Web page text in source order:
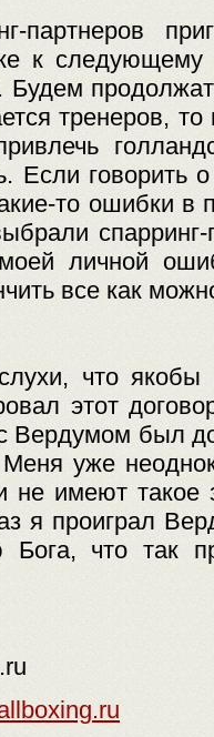
партнеров
к
Будем
тренеров,
Если говорить
то ошибки в
личной
все как
что
этот
Вердумом был
уже
не имеют такое
я проиграл
что так